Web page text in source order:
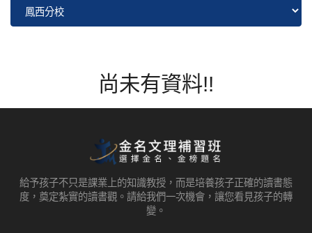
尚未有資料!!
給予孩子不只是課業上的知識教授，而是培養孩子正確的讀書態
度，奠定紮實的讀書觀。請給我們一次機會，讓您看見孩子的轉
變。